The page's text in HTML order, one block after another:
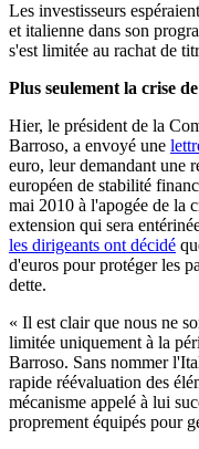
Les investisseurs
et italienne dans son
s'est limitée au rachat de
Plus seulement la crise
Hier, le président de la
Barroso, a envoyé une
euro, leur demandant une
européen de stabilité
mai 2010 à l'apogée de la
extension qui sera
les dirigeants ont décidé
d'euros pour protéger les
dette.
« Il est clair que nous ne
limitée uniquement à la
Barroso. Sans nommer
rapide réévaluation des
mécanisme appelé à lui
proprement équipés pour